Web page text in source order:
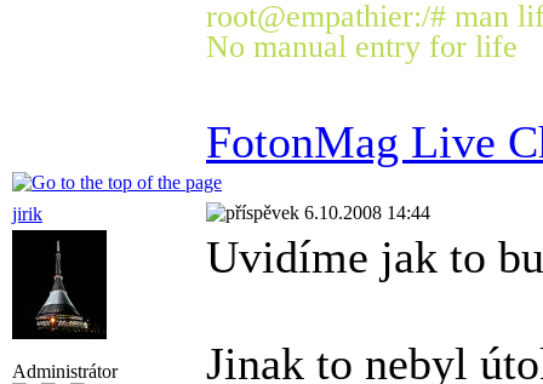
root@empathier:/# man
No manual entry for life
FotonMag Live
jirik 6.10.2008 14:44
Administrátor
Uvidíme jak to
Jinak to nebyl